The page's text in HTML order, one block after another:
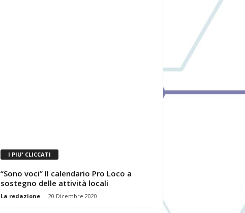
I PIU' CLICCATI
“Sono voci” Il calendario Pro Loco a
sostegno delle attività locali
La redazione - 20 Dicembre 2020